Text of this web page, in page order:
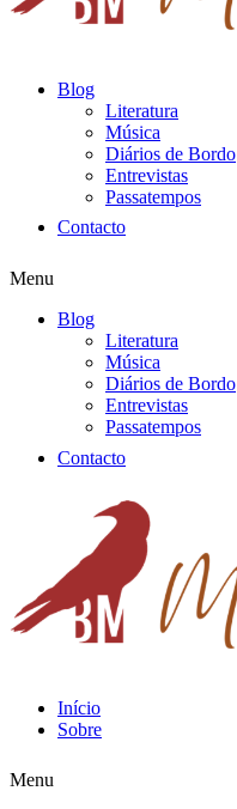
Blog
Literatura
Música
Diários de Bordo
Entrevistas
Passatempos
Contacto
Menu
Blog
Literatura
Música
Diários de Bordo
Entrevistas
Passatempos
Contacto
Início
Sobre
Menu